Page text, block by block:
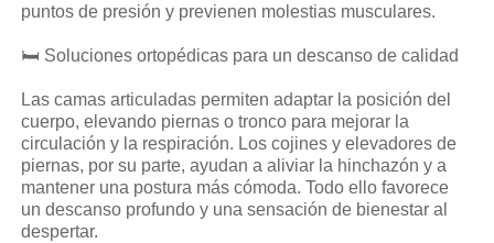
puntos de presión y previenen molestias musculares.
🛏️ Soluciones ortopédicas para un descanso de calidad
Las camas articuladas permiten adaptar la posición del
cuerpo, elevando piernas o tronco para mejorar la
circulación y la respiración. Los cojines y elevadores de
piernas, por su parte, ayudan a aliviar la hinchazón y a
mantener una postura más cómoda. Todo ello favorece
un descanso profundo y una sensación de bienestar al
despertar.